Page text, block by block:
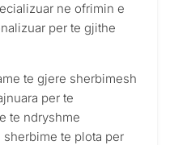
ne ofrimin e
per te gjithe
te gjere sherbimesh
per te
te ndryshme
te plota per